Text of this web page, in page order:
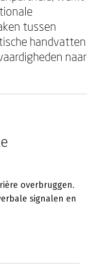
tussen
handvatten
naar
overbruggen.
signalen en